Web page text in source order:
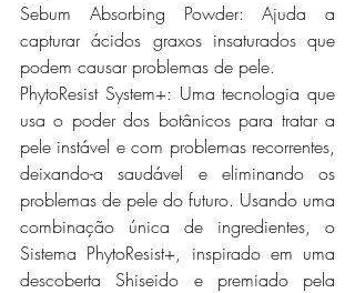
Sebum Absorbing Powder: Ajuda a
capturar ácidos graxos insaturados que
podem causar problemas de pele.
PhytoResist System+: Uma tecnologia que
usa o poder dos botânicos para tratar a
pele instável e com problemas recorrentes,
deixando-a saudável e eliminando os
problemas de pele do futuro. Usando uma
combinação única de ingredientes, o
Sistema PhytoResist+, inspirado em uma
descoberta Shiseido e premiado pela